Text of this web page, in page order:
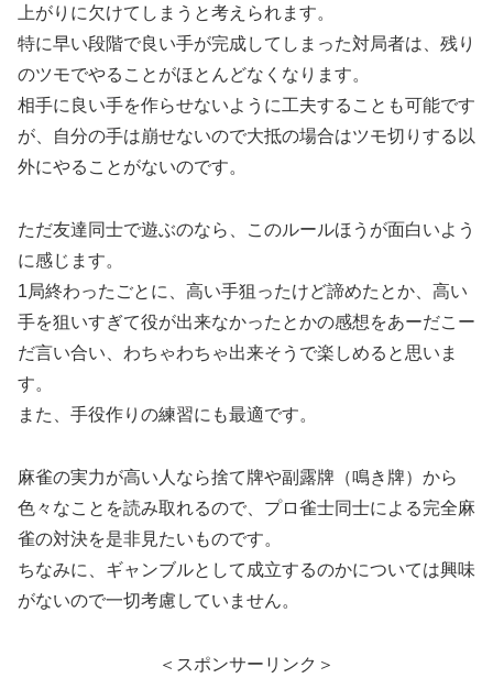
上がりに欠けてしまうと考えられます。
特に早い段階で良い手が完成してしまった対局者は、残り
のツモでやることがほとんどなくなります。
相手に良い手を作らせないように工夫することも可能です
が、自分の手は崩せないので大抵の場合はツモ切りする以
外にやることがないのです。
ただ友達同士で遊ぶのなら、このルールほうが面白いよう
に感じます。
1局終わったごとに、高い手狙ったけど諦めたとか、高い
手を狙いすぎて役が出来なかったとかの感想をあーだこー
だ言い合い、わちゃわちゃ出来そうで楽しめると思いま
す。
また、手役作りの練習にも最適です。
麻雀の実力が高い人なら捨て牌や副露牌（鳴き牌）から
色々なことを読み取れるので、プロ雀士同士による完全麻
雀の対決を是非見たいものです。
ちなみに、ギャンブルとして成立するのかについては興味
がないので一切考慮していません。
＜スポンサーリンク＞